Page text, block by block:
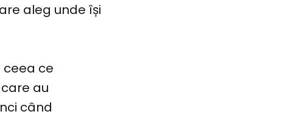
aleg unde își
ceea ce
au
când